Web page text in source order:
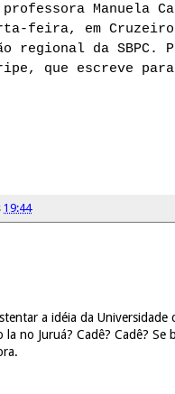
Manuela
feira, em
regional da SBPC.
que escreve
19:44
a idéia da Universidade
no Juruá? Cadê? Cadê? Se